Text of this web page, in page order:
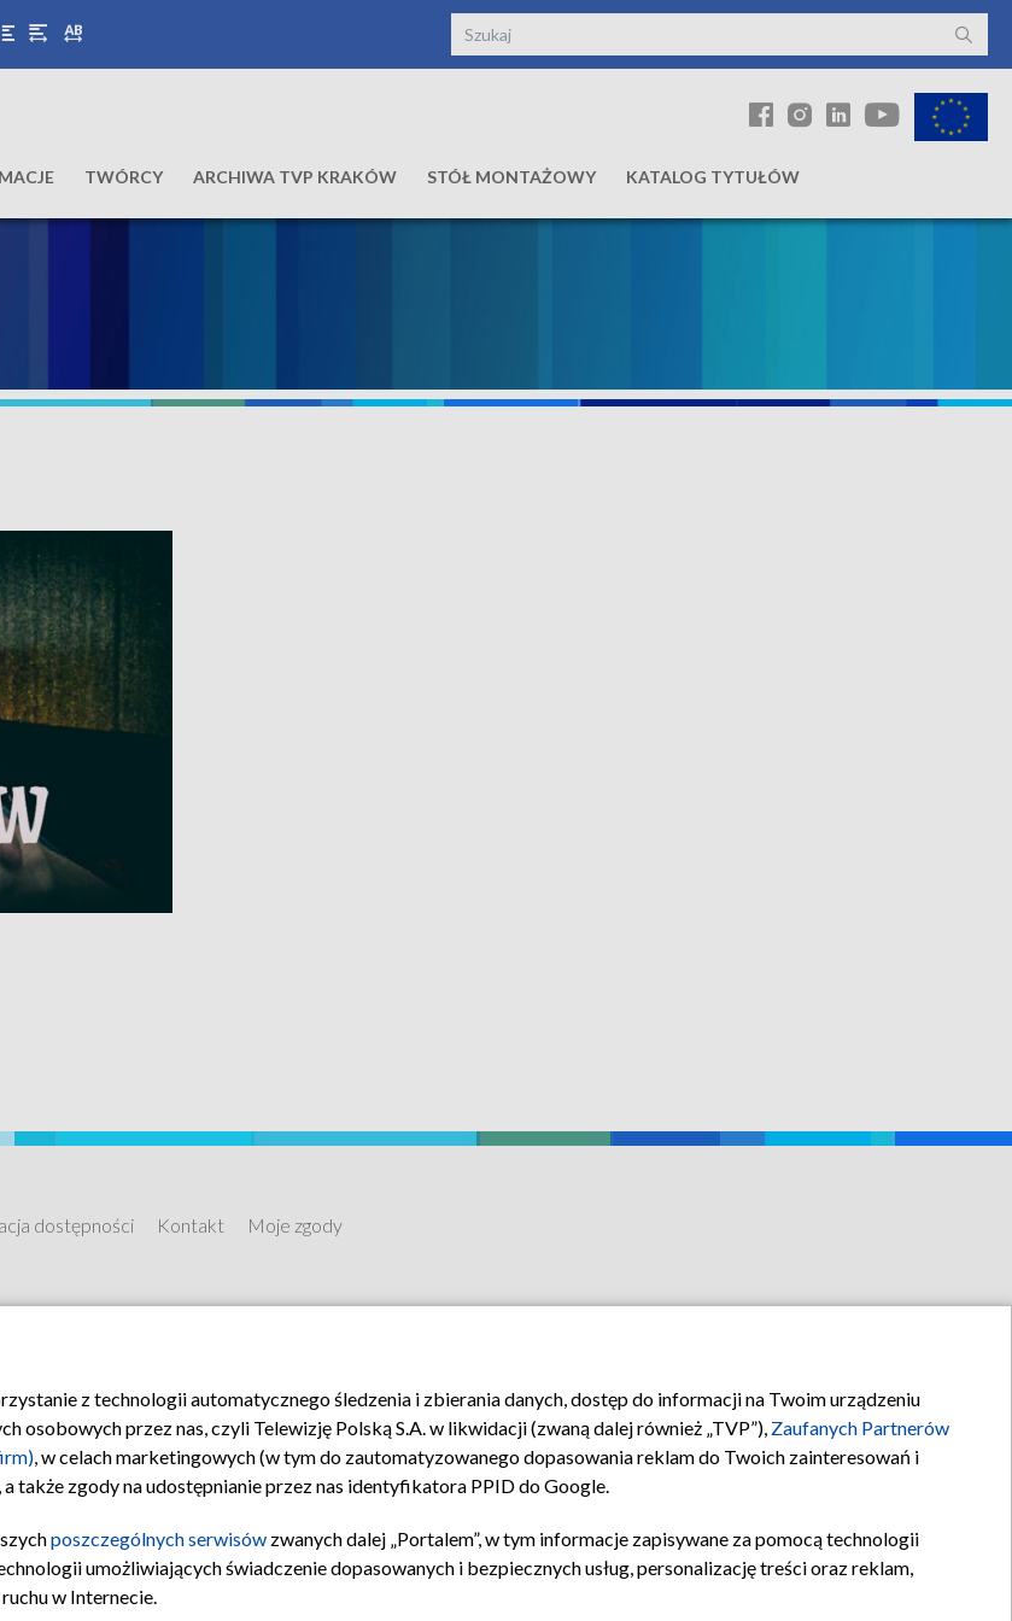
TWÓRCY ARCHIWA TVP KRAKÓW STÓŁ MONTAŻOWY KATALOG TYTUŁÓW
dostępności Kontakt Moje zgody
z technologii automatycznego śledzenia i zbierania danych, dostęp do informacji na Twoim urządzeniu
osobowych przez nas, czyli Telewizję Polską S.A. w likwidacji (zwaną dalej również „TVP”), Zaufanych Partnerów
, w celach marketingowych (w tym do zautomatyzowanego dopasowania reklam do Twoich zainteresowań i
także zgody na udostępnianie przez nas identyfikatora PPID do Google.
poszczególnych serwisów zwanych dalej „Portalem”, w tym informacje zapisywane za pomocą technologii
umożliwiających świadczenie dopasowanych i bezpiecznych usług, personalizację treści oraz reklam,
w Internecie.